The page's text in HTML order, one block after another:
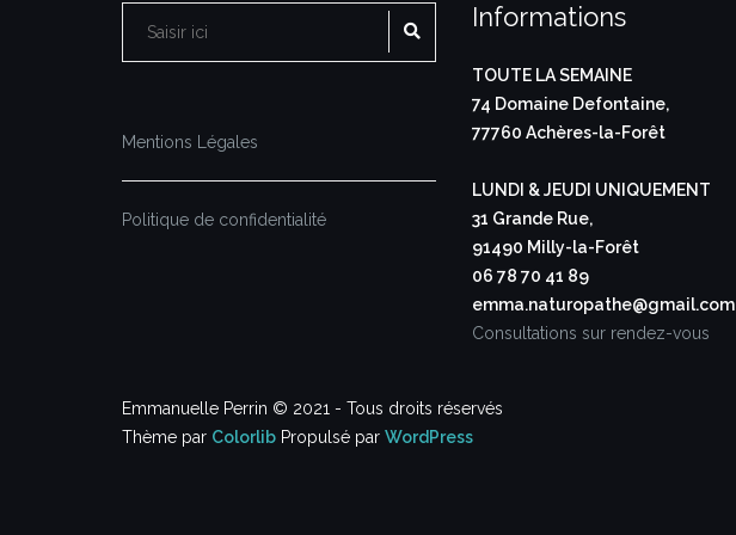
Rechercher : RECHERCHER
Mentions Légales
Politique de confidentialité
Informations
TOUTE LA SEMAINE
74 Domaine Defontaine,
77760 Achères-la-Forêt
LUNDI & JEUDI UNIQUEMENT
31 Grande Rue,
91490 Milly-la-Forêt
06 78 70 41 89
emma.naturopathe@gmail.com
Consultations sur rendez-vous
Emmanuelle Perrin © 2021 - Tous droits réservés
Thème par Colorlib Propulsé par WordPress